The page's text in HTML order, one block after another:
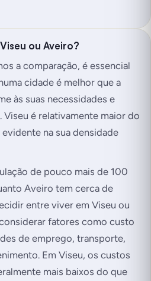
ou Aveiro?
a comparação, é essencial
cidade é melhor que a
às suas necessidades e
Viseu é relativamente maior do
na sua densidade
de pouco mais de 100
Aveiro tem cerca de
entre viver em Viseu ou
fatores como custo
de emprego, transporte,
Em Viseu, os custos
mais baixos do que